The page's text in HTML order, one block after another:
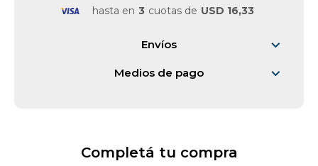
hasta en 3 cuotas de USD 16,33
Envíos
Medios de pago
Completá tu compra